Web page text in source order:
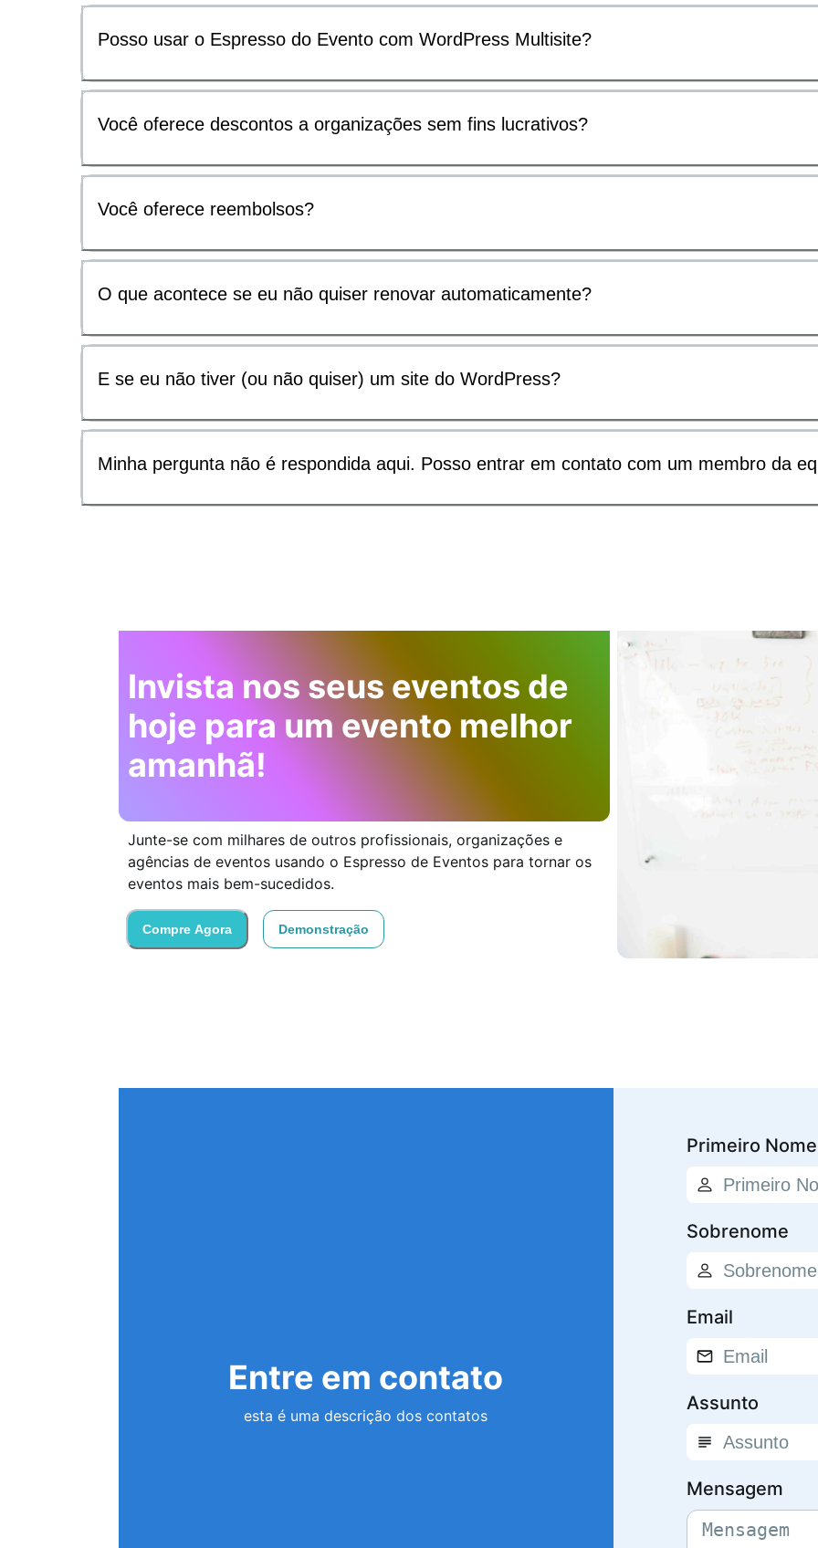
Posso usar o Espresso do Evento com WordPress Multisite?
Você oferece descontos a organizações sem fins lucrativos?
Você oferece reembolsos?
O que acontece se eu não quiser renovar automaticamente?
E se eu não tiver (ou não quiser) um site do WordPress?
Minha pergunta não é respondida aqui. Posso entrar em contato com um membro da
Invista nos seus eventos de
hoje para um evento melhor
amanhã!
Junte-se com milhares de outros profissionais, organizações e
agências de eventos usando o Espresso de Eventos para tornar os
eventos mais bem-sucedidos.
Compre Agora Demonstração
Entre em contato
esta é uma descrição dos contatos
Primeiro Nome
Sobrenome
Email
Assunto
Mensagem